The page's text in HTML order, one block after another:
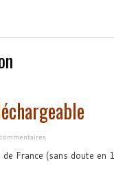
France (sans doute en